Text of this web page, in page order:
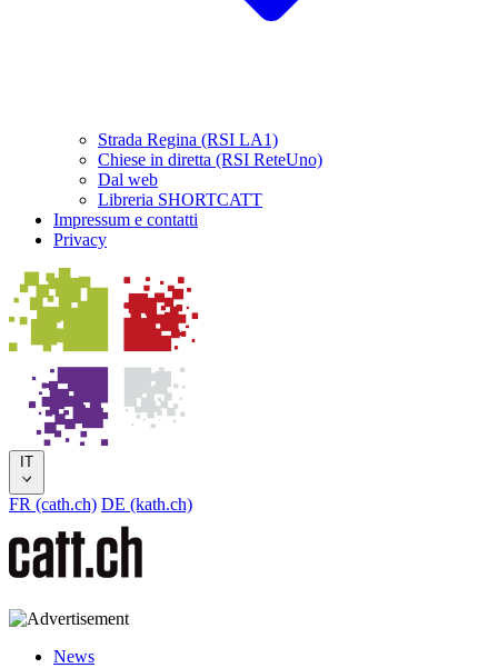
Strada Regina (RSI LA1)
Chiese in diretta (RSI ReteUno)
Dal web
Libreria SHORTCATT
Impressum e contatti
Privacy
IT
FR (cath.ch) DE (kath.ch)
News